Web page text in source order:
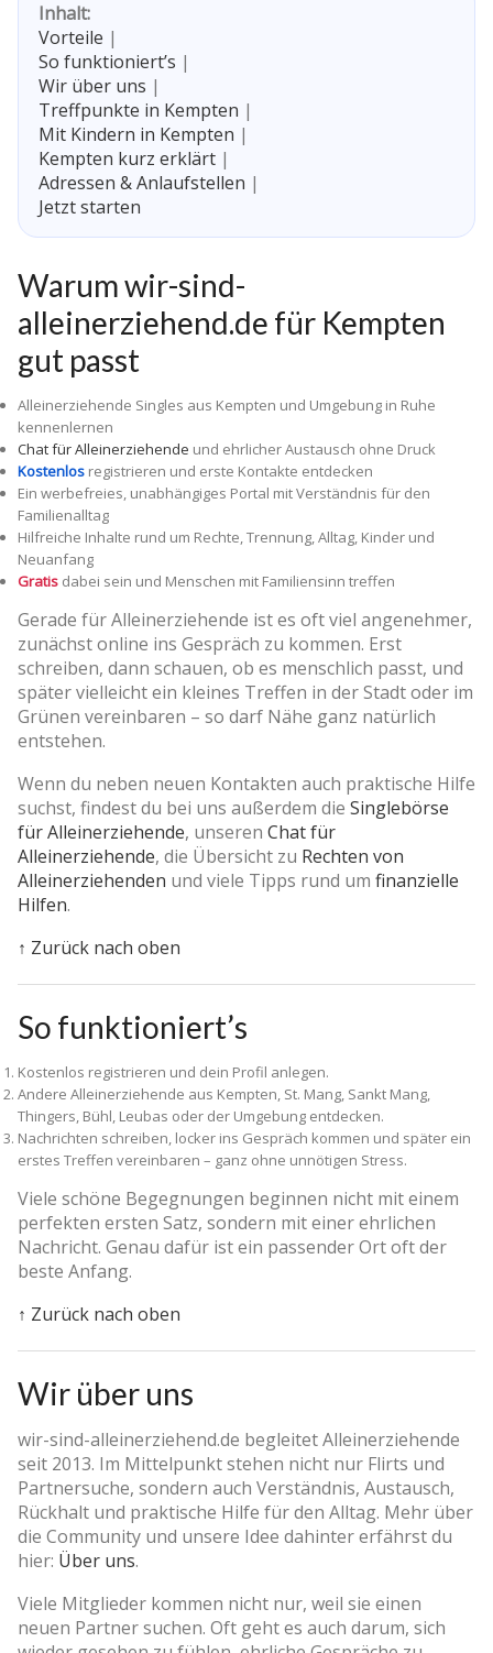
Inhalt:
Vorteile |
So funktioniert’s |
Wir über uns |
Treffpunkte in Kempten |
Mit Kindern in Kempten |
Kempten kurz erklärt |
Adressen & Anlaufstellen |
Jetzt starten
Warum wir-sind-
alleinerziehend.de für Kempten
gut passt
Alleinerziehende Singles aus Kempten und Umgebung in Ruhe
kennenlernen
Chat für Alleinerziehende und ehrlicher Austausch ohne Druck
Kostenlos registrieren und erste Kontakte entdecken
Ein werbefreies, unabhängiges Portal mit Verständnis für den
Familienalltag
Hilfreiche Inhalte rund um Rechte, Trennung, Alltag, Kinder und
Neuanfang
Gratis dabei sein und Menschen mit Familiensinn treffen
Gerade für Alleinerziehende ist es oft viel angenehmer,
zunächst online ins Gespräch zu kommen. Erst
schreiben, dann schauen, ob es menschlich passt, und
später vielleicht ein kleines Treffen in der Stadt oder im
Grünen vereinbaren – so darf Nähe ganz natürlich
entstehen.
Wenn du neben neuen Kontakten auch praktische Hilfe
suchst, findest du bei uns außerdem die Singlebörse
für Alleinerziehende, unseren Chat für
Alleinerziehende, die Übersicht zu Rechten von
Alleinerziehenden und viele Tipps rund um finanzielle
Hilfen.
↑ Zurück nach oben
So funktioniert’s
Kostenlos registrieren und dein Profil anlegen.
Andere Alleinerziehende aus Kempten, St. Mang, Sankt Mang,
Thingers, Bühl, Leubas oder der Umgebung entdecken.
Nachrichten schreiben, locker ins Gespräch kommen und später ein
erstes Treffen vereinbaren – ganz ohne unnötigen Stress.
Viele schöne Begegnungen beginnen nicht mit einem
perfekten ersten Satz, sondern mit einer ehrlichen
Nachricht. Genau dafür ist ein passender Ort oft der
beste Anfang.
↑ Zurück nach oben
Wir über uns
wir-sind-alleinerziehend.de begleitet Alleinerziehende
seit 2013. Im Mittelpunkt stehen nicht nur Flirts und
Partnersuche, sondern auch Verständnis, Austausch,
Rückhalt und praktische Hilfe für den Alltag. Mehr über
die Community und unsere Idee dahinter erfährst du
hier: Über uns.
Viele Mitglieder kommen nicht nur, weil sie einen
neuen Partner suchen. Oft geht es auch darum, sich